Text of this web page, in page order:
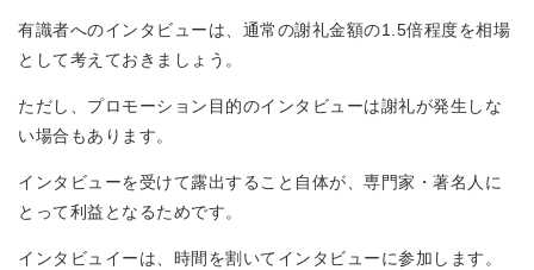
有識者へのインタビューは、通常の謝礼金額の1.5倍程度を相場
として考えておきましょう。
ただし、プロモーション目的のインタビューは謝礼が発生しな
い場合もあります。
インタビューを受けて露出すること自体が、専門家・著名人に
とって利益となるためです。
インタビュイーは、時間を割いてインタビューに参加します。